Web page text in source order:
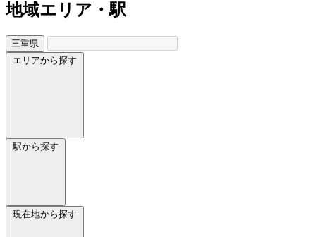
地域エリア・駅
三重県
エリアから探す
駅から探す
現在地から探す